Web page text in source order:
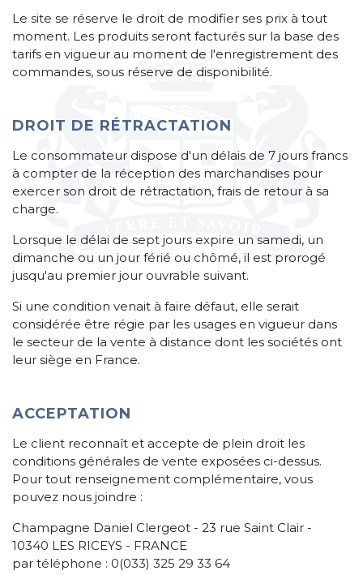
Le site se réserve le droit de modifier ses prix à tout
moment. Les produits seront facturés sur la base des
tarifs en vigueur au moment de l'enregistrement des
commandes, sous réserve de disponibilité.
DROIT DE RÉTRACTATION
Le consommateur dispose d'un délais de 7 jours francs
à compter de la réception des marchandises pour
exercer son droit de rétractation, frais de retour à sa
charge.
Lorsque le délai de sept jours expire un samedi, un
dimanche ou un jour férié ou chômé, il est prorogé
jusqu'au premier jour ouvrable suivant.
Si une condition venait à faire défaut, elle serait
considérée être régie par les usages en vigueur dans
le secteur de la vente à distance dont les sociétés ont
leur siège en France.
ACCEPTATION
Le client reconnaît et accepte de plein droit les
conditions générales de vente exposées ci-dessus.
Pour tout renseignement complémentaire, vous
pouvez nous joindre :
Champagne Daniel Clergeot - 23 rue Saint Clair -
10340 LES RICEYS - FRANCE
par téléphone : 0(033) 325 29 33 64